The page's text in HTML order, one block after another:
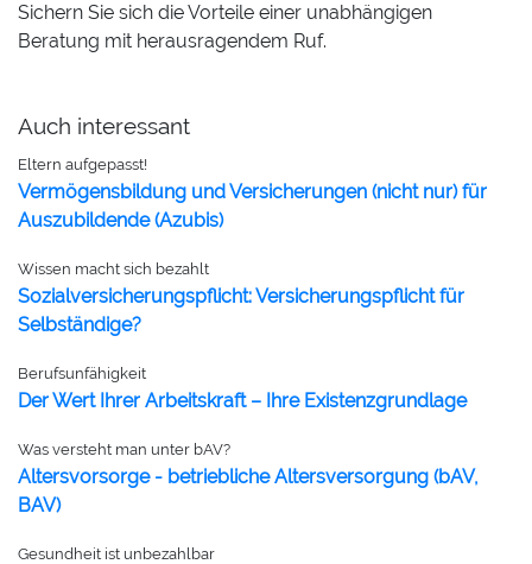
Sichern Sie sich die Vorteile einer unabhängigen
Beratung mit herausragendem Ruf.
Auch interessant
Eltern aufgepasst!
Vermögensbildung und Versicherungen (nicht nur) für
Auszubildende (Azubis)
Wissen macht sich bezahlt
Sozialversicherungspflicht: Versicherungspflicht für
Selbständige?
Berufsunfähigkeit
Der Wert Ihrer Arbeitskraft – Ihre Existenzgrundlage
Was versteht man unter bAV?
Altersvorsorge - betriebliche Altersversorgung (bAV,
BAV)
Gesundheit ist unbezahlbar